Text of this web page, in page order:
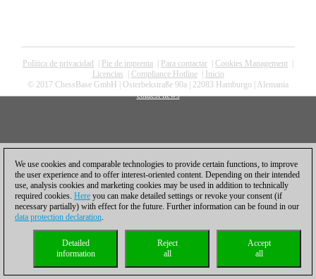
Política de privacidad Pie de imprenta Para contactar Cookies Management
Licencias
Compliance Hotline|
Inicio
© 2017 ChessBase GmbH | Osterbekstraße 90a | 22083 Hamburgo | Alemania
coldest news
We use cookies and comparable technologies to provide certain functions, to improve
the user experience and to offer interest-oriented content. Depending on their intended
use, analysis cookies and marketing cookies may be used in addition to technically
required cookies. Here you can make detailed settings or revoke your consent (if
necessary partially) with effect for the future. Further information can be found in our
data protection declaration.
Accept
all
Reject
all
Detailed
information